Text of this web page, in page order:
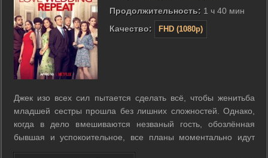
Продолжительность: 1 ч 40 мин
Качество:
FHD (1080p)
Джек изо всех сил пытается сделать всё, чтобы женитьба
младшей сестры прошла без лишних сложностей. Однако,
когда в дело вмешиваются незваный гость, обозлённая
бывшая и успокоительное, все планы моментально идут
прахом. ...